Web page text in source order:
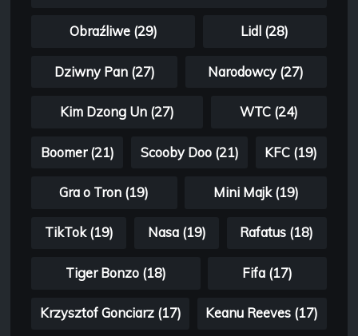
Obraźliwe (29) Lidl (28)
Dziwny Pan (27) Narodowcy (27)
Kim Dzong Un (27) WTC (24)
Boomer (21) Scooby Doo (21) KFC (19)
Gra o Tron (19) Mini Majk (19)
TikTok (19) Nasa (19) Rafatus (18)
Tiger Bonzo (18) Fifa (17)
Krzysztof Gonciarz (17) Keanu Reeves (17)